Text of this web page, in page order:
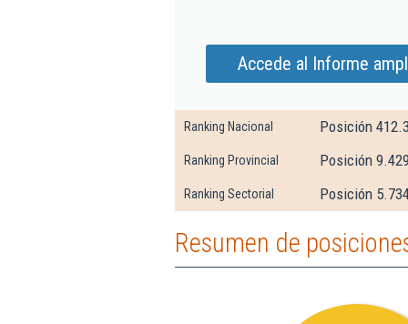
Accede al Informe
Ranking Nacional Posición
Ranking Provincial Posición
Ranking Sectorial Posición
Resumen de